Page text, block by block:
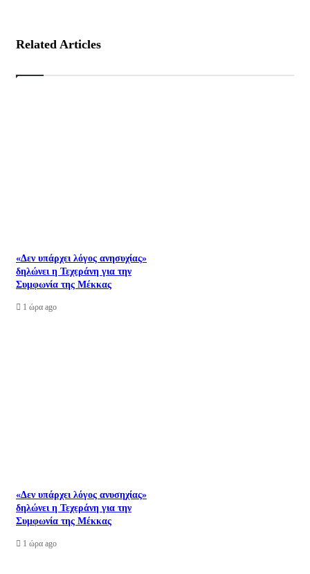
Related Articles
«Δεν υπάρχει λόγος ανησυχίας»
δηλώνει η Τεχεράνη για την
Συμφωνία της Μέκκας
1 ώρα ago
«Δεν υπάρχει λόγος ανυσηχίας»
δηλώνει η Τεχεράνη για την
Συμφωνία της Μέκκας
1 ώρα ago